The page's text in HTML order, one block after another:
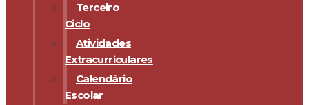
Terceiro
Ciclo
Atividades
Extracurriculares
Calendário
Escolar